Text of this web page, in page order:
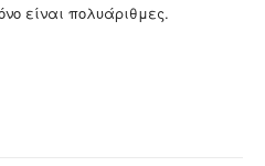
είναι πολυάριθμες.